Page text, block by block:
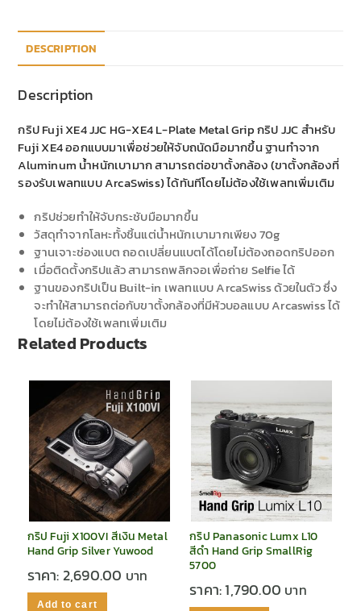
DESCRIPTION
Description
กริป Fuji XE4 JJC HG-XE4 L-Plate Metal Grip กริป JJC สำหรับ
Fuji XE4 ออกแบบมาเพื่อช่วยให้จับถนัดมือมากขึ้น ฐานทำจาก
Aluminum น้ำหนักเบามาก สามารถต่อขาตั้งกล้อง (ขาตั้งกล้องที่
รองรับเพลทแบบ ArcaSwiss) ได้ทันทีโดยไม่ต้องใช้เพลทเพิ่มเติม
กริปช่วยทำให้จับกระชับมือมากขึ้น
วัสดุทำจากโลหะทั้งชิ้นแต่น้ำหนักเบามากเพียง 70g
ฐานเจาะช่องแบต ถอดเปลี่ยนแบตได้โดยไม่ต้องถอดกริปออก
เมื่อติดตั้งกริปแล้ว สามารถพลิกจอเพื่อถ่าย Selfie ได้
ฐานของกริปเป็น Built-in เพลทแบบ ArcaSwiss ด้วยในตัว ซึ่ง
จะทำให้สามารถต่อกับขาตั้งกล้องที่มีหัวบอลแบบ Arcaswiss ได้
โดยไม่ต้องใช้เพลทเพิ่มเติม
Related Products
กริป Fuji X100VI สีเงิน Metal
Hand Grip Silver Yuwood
ราคา:2,690.00
Add to cart
กริป Panasonic Lumx L10
สีดำ Hand Grip SmallRig
5700
ราคา:1,790.00